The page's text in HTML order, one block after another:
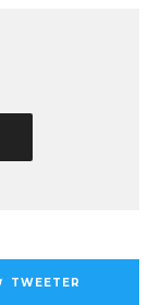
TWEETER